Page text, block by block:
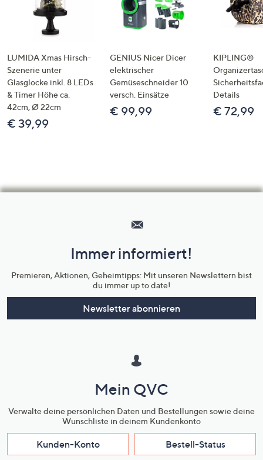
LUMIDA Xmas Hirsch-
Szenerie unter
Glasglocke inkl. 8 LEDs
& Timer Höhe ca.
42cm, Ø 22cm
€ 39,99
GENIUS Nicer Dicer
elektrischer
Gemüseschneider 10
versch. Einsätze
€ 99,99
KIPLING®
Details
€ 72,99
Unternehmensinformationen
Immer informiert!
Premieren, Aktionen, Geheimtipps: Mit unseren Newslettern bist
du immer up to date!
Newsletter abonnieren
Mein QVC
Verwalte deine persönlichen Daten und Bestellungen sowie deine
Wunschliste in deinem Kundenkonto
Kunden-Konto Bestell-Status